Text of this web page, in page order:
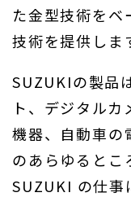
た金型技術をベ
技術を提供しま
SUZUKIの製品
ト、デジタル
機器、自動車の
のあらゆるとこ
SUZUKI の仕事